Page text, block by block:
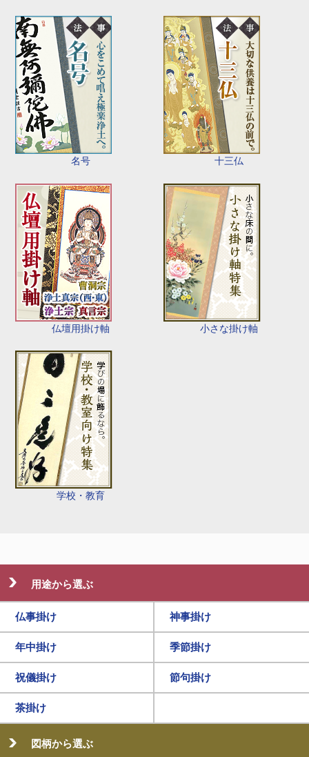
名号 十三仏
仏壇用掛け軸 小さな掛け軸
学校・教育
用途から選ぶ
仏事掛け 神事掛け
年中掛け 季節掛け
祝儀掛け 節句掛け
茶掛け
図柄から選ぶ